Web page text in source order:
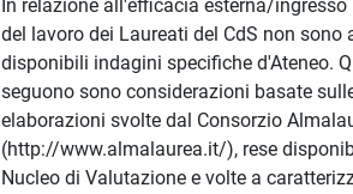
In relazione all'efficacia esterna/
del lavoro dei Laureati del CdS non sono
disponibili indagini specifiche d'Ateneo.
seguono sono considerazioni basate
elaborazioni svolte dal Consorzio
(http://www.almalaurea.it/), rese
Nucleo di Valutazione e volte a